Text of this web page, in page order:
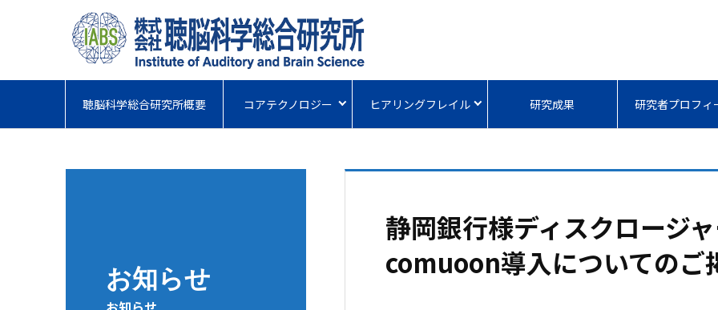
聴脳科学総合研究所概要 コアテクノロジー ヒアリングフレイル 研究成果 研究者プロフィ
お知らせ
静岡銀行様ディスクロージ
comuoon導入についてのご